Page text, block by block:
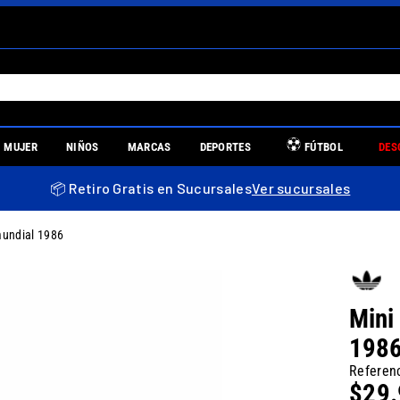
MUJER NIÑOS MARCAS DEPORTES FÚTBOL
📦 Retiro Gratis en SucursalesVer sucursales
1986
Mini
$29.
MÁS BUSCADOS